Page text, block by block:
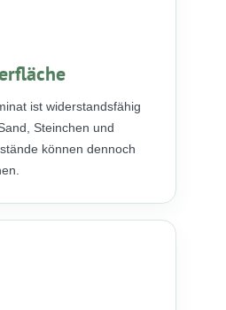
ist widerstandsfähig
Steinchen und
können dennoch